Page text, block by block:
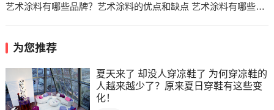
艺术涂料有哪些品牌？艺术涂料的优点和缺点 艺术涂料有哪些品种
为您推荐
夏天来了 却没人穿凉鞋了 为何穿凉鞋的
人越来越少了？原来夏日穿鞋有这些变
化！